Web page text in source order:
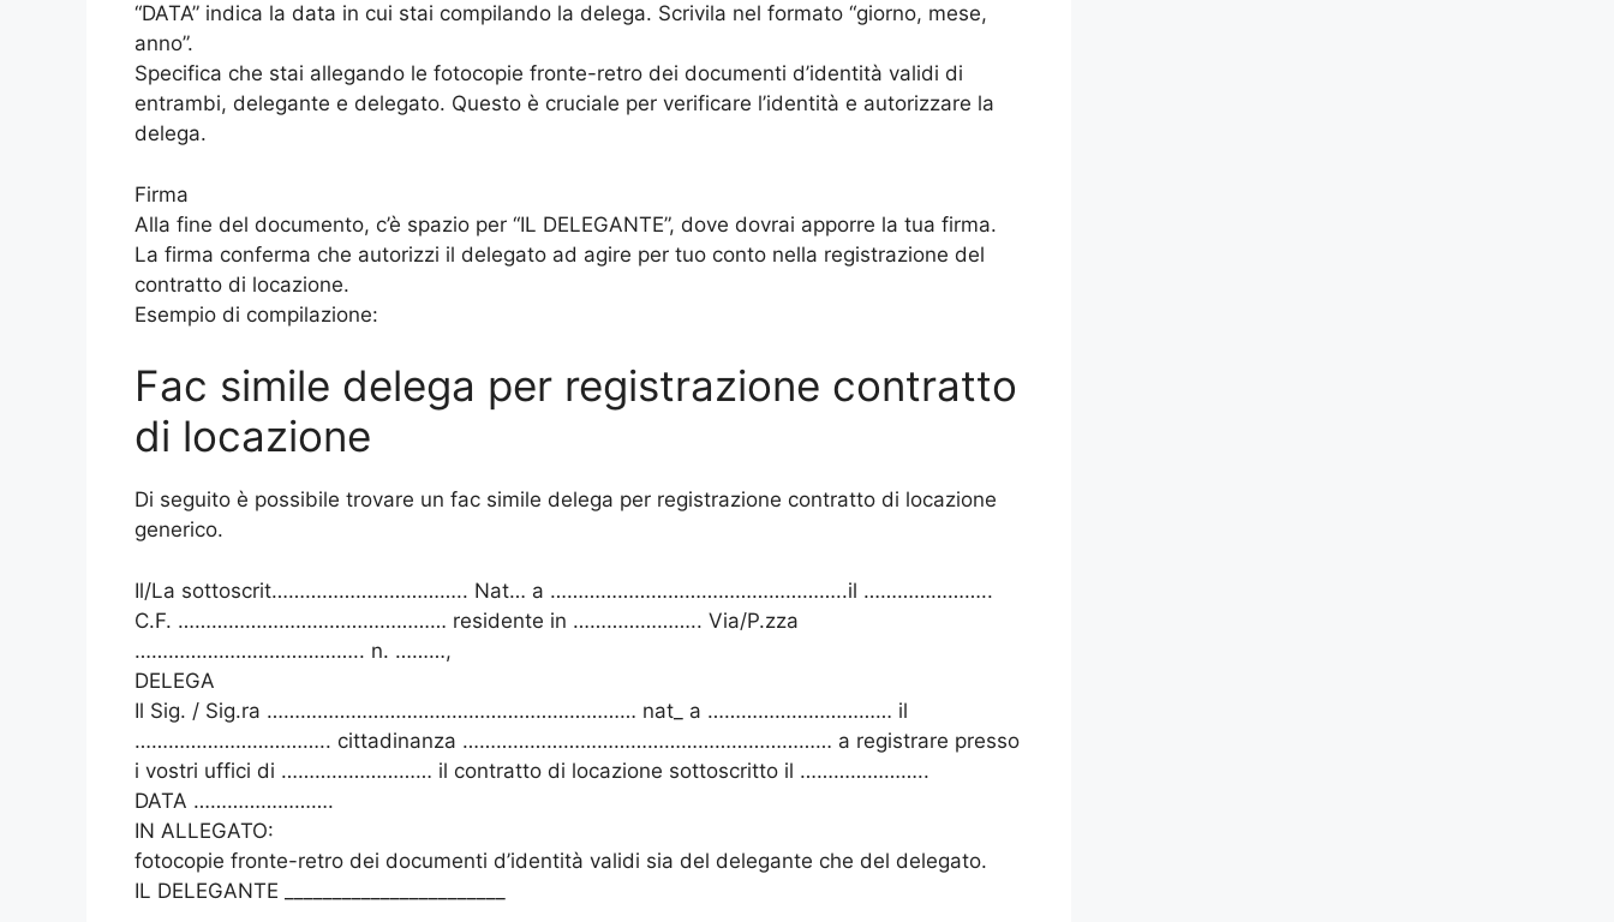
“DATA” indica la data in cui stai compilando la delega. Scrivila nel formato “giorno, mese,
anno”.
Specifica che stai allegando le fotocopie fronte-retro dei documenti d’identità validi di
entrambi, delegante e delegato. Questo è cruciale per verificare l’identità e autorizzare la
delega.
Firma
Alla fine del documento, c’è spazio per “IL DELEGANTE”, dove dovrai apporre la tua firma.
La firma conferma che autorizzi il delegato ad agire per tuo conto nella registrazione del
contratto di locazione.
Esempio di compilazione:
Fac simile delega per registrazione contratto
di locazione
Di seguito è possibile trovare un fac simile delega per registrazione contratto di locazione
generico.
Il/La sottoscrit…………………………….. Nat… a ……………………………………………..il …………………..
C.F. ………………………………………… residente in ………………….. Via/P.zza
………………………………….. n. ………,
DELEGA
Il Sig. / Sig.ra ………………………………………………………… nat_ a …………………………… il
…………………………….. cittadinanza ………………………………………………………… a registrare presso
i vostri uffici di ……………………… il contratto di locazione sottoscritto il …………………..
DATA …………………….
IN ALLEGATO:
fotocopie fronte-retro dei documenti d’identità validi sia del delegante che del delegato.
IL DELEGANTE _______________________